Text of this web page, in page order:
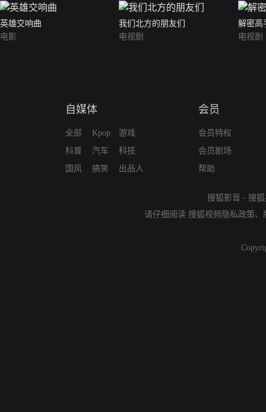
英雄交响曲
电影
我们北方的朋友们
电视剧
解密高
电视剧
自媒体
全部
科普
国风
Kpop
汽车
搞笑
游戏
科技
出品人
会员
会员特权
会员剧场
帮助
搜狐影音 - 搜
请仔细阅读 搜狐视频隐私政策、